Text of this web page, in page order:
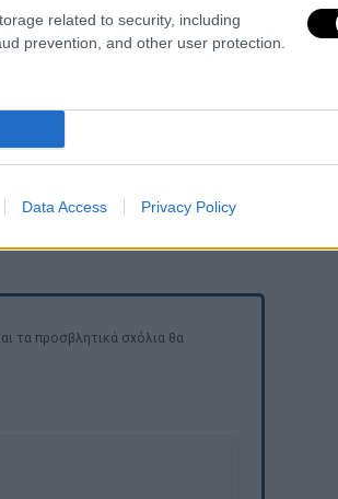
related to security, including
prevention, and other user protection.
Data Access Privacy Policy
επιρροή μεταξύ
ανιψιούς της Μίρτα
φορά, με την Μίρτα
με τέσσερις
τηνΝτάλια Σότο ντελ
τα προσβλητικά σχόλια θα